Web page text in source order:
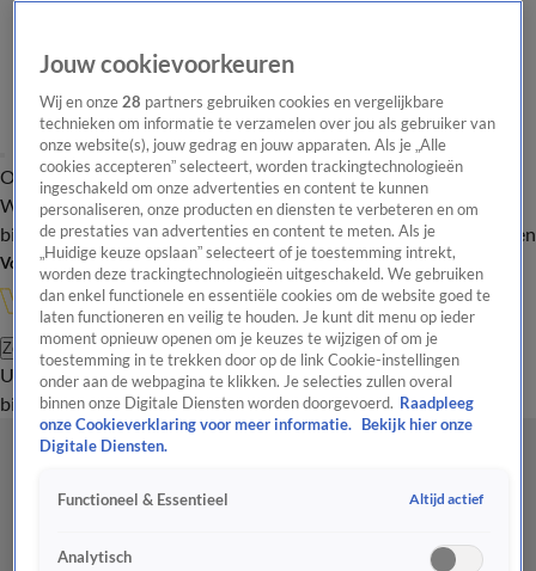
Overzicht Onze programma's Uitzendingen Onze gezichten
In de
WandelgangenInterviewsUitzending
bijwonenPodcastShopVeelgestelde vragenKijkersvraag insturen
Volg Vandaag Inside
Zoeken
UitzendingenVandaag InsideDe OranjezomerShopUitzending
bijwonen
Jouw cookievoorkeuren
Wij en onze28 partners gebruiken cookies en vergelijkbare
technieken om informatie te verzamelen over jou als gebruiker van
onze website(s), jouw gedrag en jouw apparaten. Als je „Alle
cookies accepteren” selecteert, worden trackingtechnologieën
ingeschakeld om onze advertenties en content te kunnen
personaliseren, onze producten en diensten te verbeteren en om
de prestaties van advertenties en content te meten. Als je
„Huidige keuze opslaan” selecteert of je toestemming intrekt,
worden deze trackingtechnologieën uitgeschakeld. We gebruiken
dan enkel functionele en essentiële cookies om de website goed te
laten functioneren en veilig te houden. Je kunt dit menu op ieder
moment opnieuw openen om je keuzes te wijzigen of om je
toestemming in te trekken door op de link Cookie-instellingen
onder aan de webpagina te klikken. Je selecties zullen overal
binnen onze Digitale Diensten worden doorgevoerd. Raadpleeg
onze Cookieverklaring voor meer informatie.
Bekijk hier onze
Digitale Diensten.
Functioneel & Essentieel Altijd actief
Analytisch